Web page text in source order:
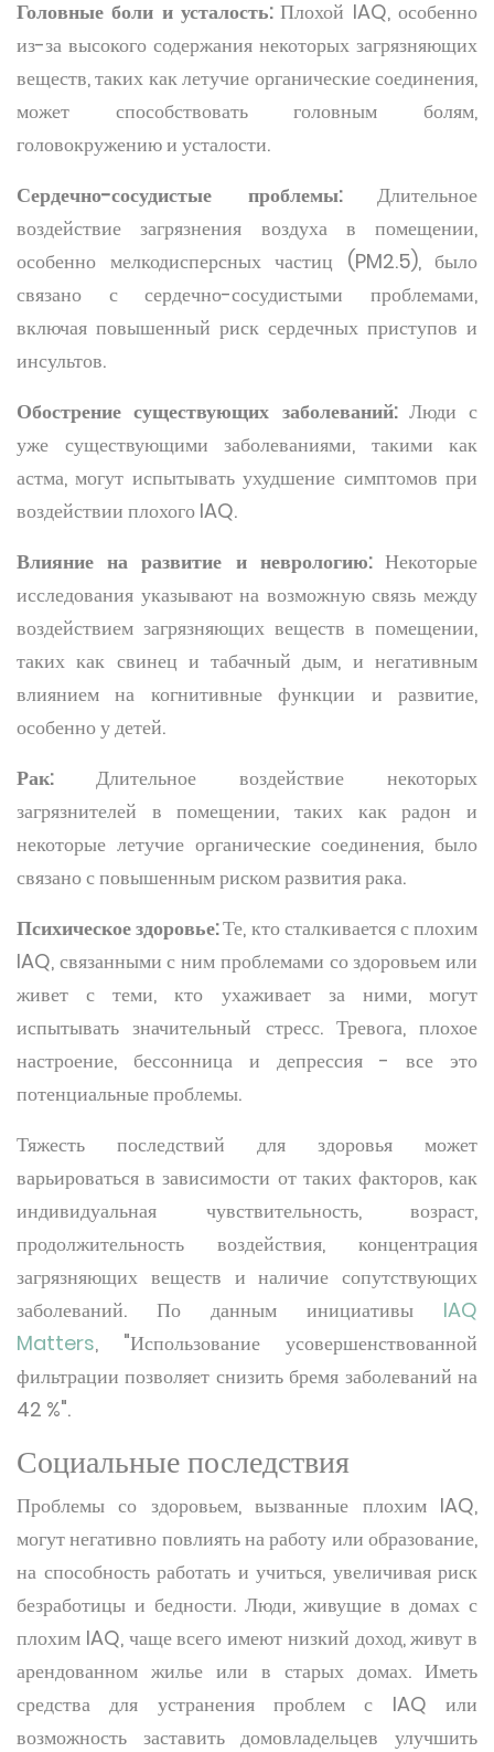
Головные боли и усталость:Плохой IAQ, особенно
из-за высокого содержания некоторых загрязняющих
веществ, таких как летучие органические соединения,
может способствовать головным болям,
головокружению и усталости.
Сердечно-сосудистые проблемы:Длительное
воздействие загрязнения воздуха в помещении,
особенно мелкодисперсных частиц (PM2.5), было
связано с сердечно-сосудистыми проблемами,
включая повышенный риск сердечных приступов и
инсультов.
Обострение существующих заболеваний:Люди с
уже существующими заболеваниями, такими как
астма, могут испытывать ухудшение симптомов при
воздействии плохого IAQ.
Влияние на развитие и неврологию:Некоторые
исследования указывают на возможную связь между
воздействием загрязняющих веществ в помещении,
таких как свинец и табачный дым, и негативным
влиянием на когнитивные функции и развитие,
особенно у детей.
Рак:Длительное воздействие некоторых
загрязнителей в помещении, таких как радон и
некоторые летучие органические соединения, было
связано с повышенным риском развития рака.
Психическое здоровье:Те, кто сталкивается с плохим
IAQ, связанными с ним проблемами со здоровьем или
живет с теми, кто ухаживает за ними, могут
испытывать значительный стресс. Тревога, плохое
настроение, бессонница и депрессия - все это
потенциальные проблемы.
Тяжесть последствий для здоровья может
варьироваться в зависимости от таких факторов, как
индивидуальная чувствительность, возраст,
продолжительность воздействия, концентрация
загрязняющих веществ и наличие сопутствующих
заболеваний. По данным инициативы IAQ
Matters, "Использование усовершенствованной
фильтрации позволяет снизить бремя заболеваний на
42 %".
Социальные последствия
Проблемы со здоровьем, вызванные плохим IAQ,
могут негативно повлиять на работу или образование,
на способность работать и учиться, увеличивая риск
безработицы и бедности. Люди, живущие в домах с
плохим IAQ, чаще всего имеют низкий доход, живут в
арендованном жилье или в старых домах. Иметь
средства для устранения проблем с IAQ или
возможность заставить домовладельцев улучшить